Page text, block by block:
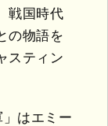
戦国時代
の物語を
スティン
」はエミー